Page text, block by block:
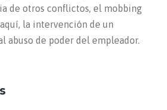
de otros conflictos, el mobbing
la intervención de un
abuso de poder del empleador.